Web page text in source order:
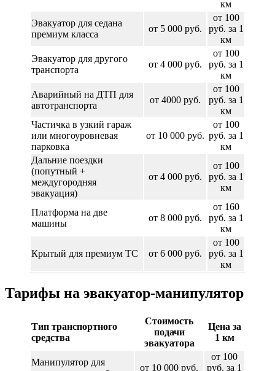
км
Эвакуатор для седана
премиум класса
от 5 000 руб.
от 100
руб. за 1
км
Эвакуатор для другого
транспорта
от 4 000 руб.
от 100
руб. за 1
км
Аварийный на ДТП для
автотранспорта
от 4000 руб.
от 100
руб. за 1
км
Частичка в узкий гараж
или многоуровневая
парковка
от 10 000 руб.
от 100
руб. за 1
км
Дальние поездки
(попутный +
междугородняя
эвакуация)
от 4 000 руб.
от 100
руб. за 1
км
Платформа на две
машины
от 8 000 руб.
от 160
руб. за 1
км
Крытый для премиум ТС от 6 000 руб.
от 100
руб. за 1
км
Тарифы на эвакуатор-манипулятор
Тип транспортного
средства
Стоимость
подачи
эвакуатора
Цена за
1 км
Манипулятор для
от 10 000 руб.
от 100
руб. за 1